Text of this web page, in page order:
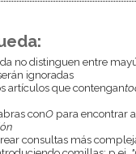
no distinguen entre
ignoradas
artículos que contengan
conOpara encontrar
consultas más